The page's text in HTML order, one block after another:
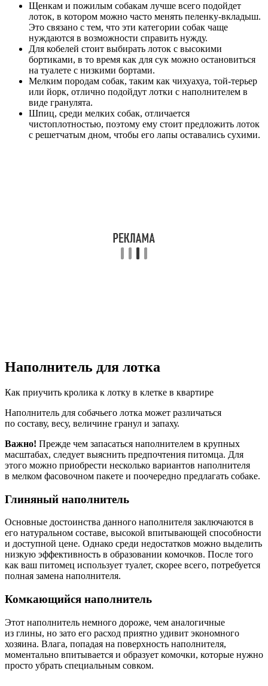
Щенкам и пожилым собакам лучше всего подойдет
лоток, в котором можно часто менять пеленку-вкладыш.
Это связано с тем, что эти категории собак чаще
нуждаются в возможности справить нужду.
Для кобелей стоит выбирать лоток с высокими
бортиками, в то время как для сук можно остановиться
на туалете с низкими бортами.
Мелким породам собак, таким как чихуахуа, той-терьер
или йорк, отлично подойдут лотки с наполнителем в
виде гранулята.
Шпиц, среди мелких собак, отличается
чистоплотностью, поэтому ему стоит предложить лоток
с решетчатым дном, чтобы его лапы оставались сухими.
Наполнитель для лотка
Как приучить кролика к лотку в клетке в квартире
Наполнитель для собачьего лотка может различаться
по составу, весу, величине гранул и запаху.
Важно! Прежде чем запасаться наполнителем в крупных
масштабах, следует выяснить предпочтения питомца. Для
этого можно приобрести несколько вариантов наполнителя
в мелком фасовочном пакете и поочередно предлагать собаке.
Глиняный наполнитель
Основные достоинства данного наполнителя заключаются в
его натуральном составе, высокой впитывающей способности
и доступной цене. Однако среди недостатков можно выделить
низкую эффективность в образовании комочков. После того
как ваш питомец использует туалет, скорее всего, потребуется
полная замена наполнителя.
Комкающийся наполнитель
Этот наполнитель немного дороже, чем аналогичные
из глины, но зато его расход приятно удивит экономного
хозяина. Влага, попадая на поверхность наполнителя,
моментально впитывается и образует комочки, которые нужно
просто убрать специальным совком.